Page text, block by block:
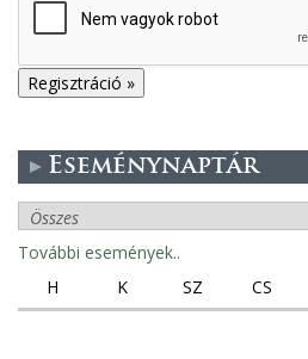
Eseménynaptár
További események..
H
K SZ CS